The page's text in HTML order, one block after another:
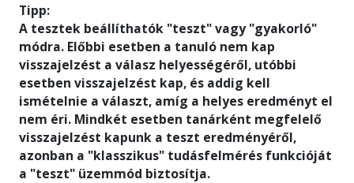
Tipp:
A tesztek beállíthatók "teszt" vagy "gyakorló"
módra. Előbbi esetben a tanuló nem kap
visszajelzést a válasz helyességéről, utóbbi
esetben visszajelzést kap, és addig kell
ismételnie a választ, amíg a helyes eredményt el
nem éri. Mindkét esetben tanárként megfelelő
visszajelzést kapunk a teszt eredményéről,
azonban a "klasszikus" tudásfelmérés funkcióját
a "teszt" üzemmód biztosítja.